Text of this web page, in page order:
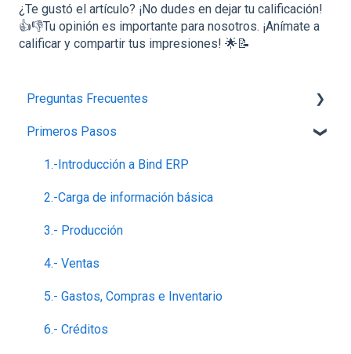
¿Te gustó el artículo? ¡No dudes en dejar tu calificación!
👍👎Tu opinión es importante para nosotros. ¡Anímate a
calificar y compartir tus impresiones! 🌟📝
Preguntas Frecuentes
Planes,Add-ons y Precios
Generalidades del Sistema
Soporte-Errores
Contabilidad, Finanzas y nóminas
Ventas
Primeros Pasos
1.-Introducción a Bind ERP
2.-Carga de información básica
3.- Producción
4.- Ventas
5.- Gastos, Compras e Inventario
6.- Créditos